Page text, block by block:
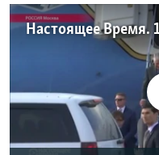
Настоящее Время.
No media